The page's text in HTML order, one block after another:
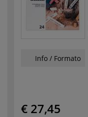
Info / Formato
€ 27,45